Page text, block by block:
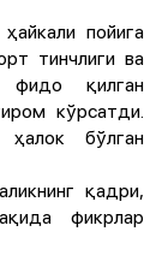
пойига
тинчлиги ва
қилган
кўрсатди.
бўлган
қадри,
фикрлар